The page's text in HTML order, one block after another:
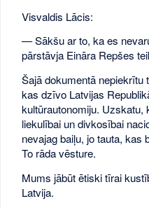
Visvaldis Lācis:
— Sākšu ar to, ka es
pārstāvja Eināra Repšes
Šajā dokumentā
kas dzīvo Latvijas
kultūrautonomiju.
liekulībai un divkosībai
nevajag baiļu, jo tauta, kas
To rāda vēsture.
Mums jābūt ētiski tīrai
Latvija.